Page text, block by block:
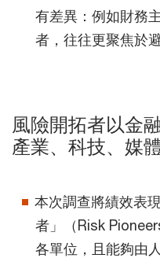
有差異：例如財務
者，往往更聚焦於避
風險開拓者以金
產業、科技、媒
本次調查將績效表
者」（Risk
各單位，且能夠由